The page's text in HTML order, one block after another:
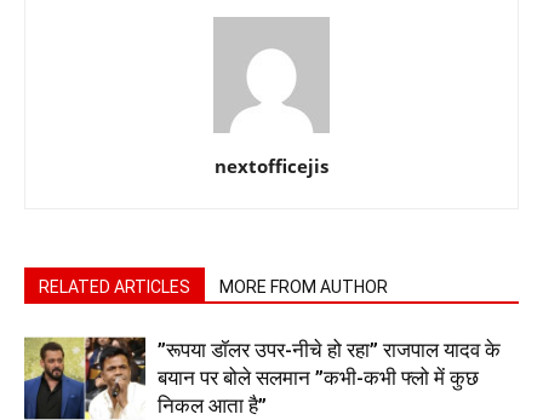
nextofficejis
RELATED ARTICLES MORE FROM AUTHOR
”रूपया डॉलर उपर-नीचे हो रहा” राजपाल यादव के
बयान पर बोले सलमान ”कभी-कभी फ्लो में कुछ
निकल आता है”